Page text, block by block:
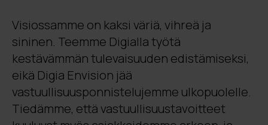
Visiossamme on kaksi väriä, vihreä ja
sininen. Teemme Digialla työtä
kestävämmän tulevaisuuden edistämiseksi,
eikä Digia Envision jää
vastuullisuusponnistelujemme ulkopuolelle.
Tiedämme, että vastuullisuustavoitteet